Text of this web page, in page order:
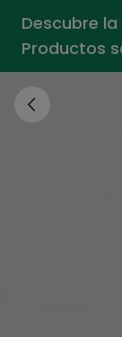
Descubre
Productos